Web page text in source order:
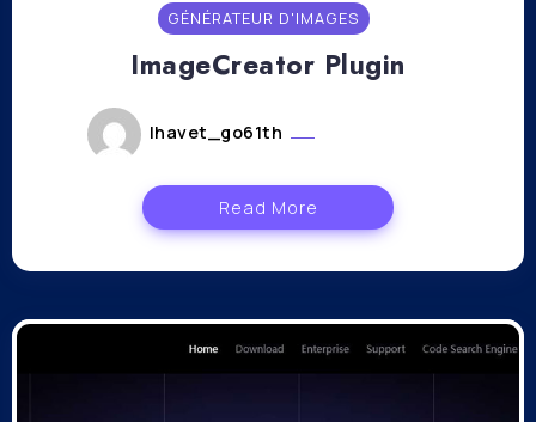
GÉNÉRATEUR D'IMAGES
ImageCreator Plugin
lhavet_go61th
Read More